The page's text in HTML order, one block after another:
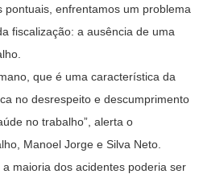
pontuais, enfrentamos um problema
fiscalização: a ausência de uma
que é uma característica da
no desrespeito e descumprimento
no trabalho”, alerta o
Manoel Jorge e Silva Neto.
maioria dos acidentes poderia ser